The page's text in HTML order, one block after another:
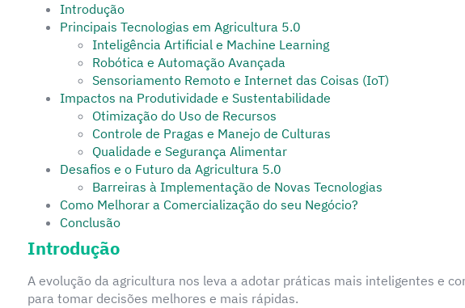
Introdução
Principais Tecnologias em Agricultura 5.0
Inteligência Artificial e Machine Learning
Robótica e Automação Avançada
Sensoriamento Remoto e Internet das Coisas (IoT)
Impactos na Produtividade e Sustentabilidade
Otimização do Uso de Recursos
Controle de Pragas e Manejo de Culturas
Qualidade e Segurança Alimentar
Desafios e o Futuro da Agricultura 5.0
Barreiras à Implementação de Novas Tecnologias
Como Melhorar a Comercialização do seu Negócio?
Conclusão
Introdução
A evolução da agricultura nos leva a adotar práticas mais inteligentes e
para tomar decisões melhores e mais rápidas.